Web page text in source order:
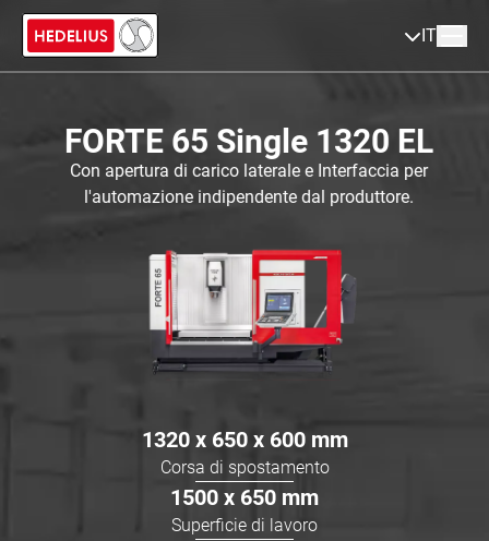
IT
FORTE 65 Single 1320 EL
Con apertura di carico laterale e Interfaccia per
l'automazione indipendente dal produttore.
1320 x 650 x 600 mm
Corsa di spostamento
1500 x 650 mm
Superficie di lavoro